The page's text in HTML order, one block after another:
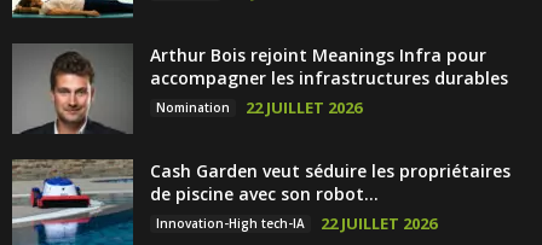
Arthur Bois rejoint Meanings Infra pour
accompagner les infrastructures durables
Nomination 22 JUILLET 2026
Cash Garden veut séduire les propriétaires
de piscine avec son robot...
Innovation-High tech-IA 22 JUILLET 2026